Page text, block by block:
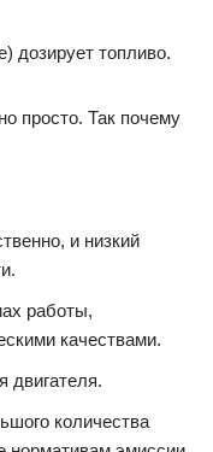
дозирует топливо.
просто. Так почему
и низкий
работы,
качествами.
двигателя.
количества